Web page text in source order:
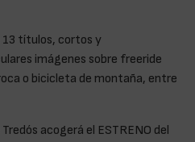
13 títulos, cortos y
imágenes sobre freeride
o bicicleta de montaña, entre
acogerá el ESTRENO del